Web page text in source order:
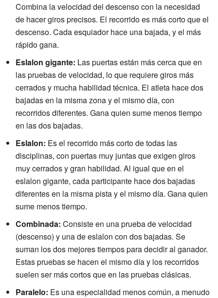
Combina la velocidad del descenso con la necesidad
de hacer giros precisos. El recorrido es más corto que el
descenso. Cada esquiador hace una bajada, y el más
rápido gana.
Eslalon gigante: Las puertas están más cerca que en
las pruebas de velocidad, lo que requiere giros más
cerrados y mucha habilidad técnica. El atleta hace dos
bajadas en la misma zona y el mismo día, con
recorridos diferentes. Gana quien sume menos tiempo
en las dos bajadas.
Eslalon: Es el recorrido más corto de todas las
disciplinas, con puertas muy juntas que exigen giros
muy cerrados y gran habilidad. Al igual que en el
eslalon gigante, cada participante hace dos bajadas
diferentes en la misma pista y el mismo día. Gana quien
sume menos tiempo.
Combinada: Consiste en una prueba de velocidad
(descenso) y una de eslalon con dos bajadas. Se
suman los dos mejores tiempos para decidir al ganador.
Estas pruebas se hacen el mismo día y los recorridos
suelen ser más cortos que en las pruebas clásicas.
Paralelo: Es una especialidad menos común, a menudo